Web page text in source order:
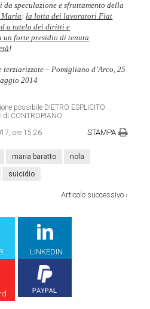
speculazione e sfruttamento della
Maria:la lotta dei lavoratori Fiat
a tutela dei diritti e
un forte presidio di tenuta
!
terziarizzate – Pomigliano d’Arco, 25
2014
possibile DIETRO ESPLICITO
di CONTROPIANO
ore 15:26 STAMPA
maria baratto nola
suicidio
Articolo successivo›
LINKEDIN